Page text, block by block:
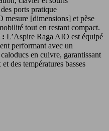
ports pratique
mesure [dimensions] et pèse
tout en restant compact.
: L’Aspire Raga AIO est équipé
performant avec un
en cuivre, garantissant
des températures basses